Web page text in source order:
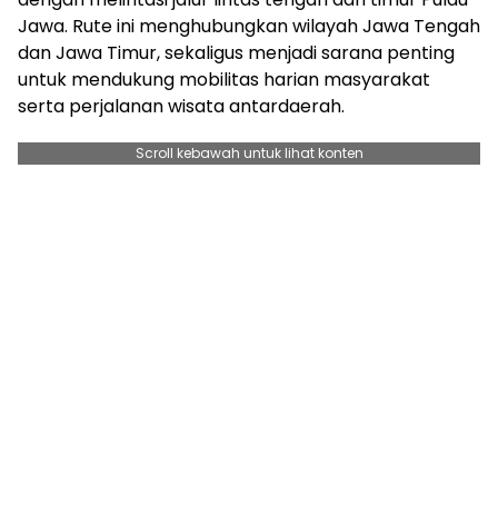
Jawa. Rute ini menghubungkan wilayah Jawa Tengah
dan Jawa Timur, sekaligus menjadi sarana penting
untuk mendukung mobilitas harian masyarakat
serta perjalanan wisata antardaerah.
Scroll kebawah untuk lihat konten